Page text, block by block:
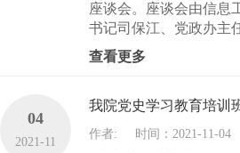
座谈会。座谈会由信息
书记司保江、党政办主
查看更多
04
2021-11
我院党史学习教育培训
作者: 时间：2021-11-04